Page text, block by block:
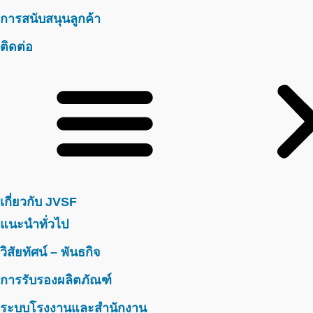
การสนับสนุนลูกค้า
ติดต่อ
เกี่ยวกับ JVSF
แนะนำทั่วไป
วิสัยทัศน์ – พันธกิจ
การรับรองผลิตภัณฑ์
ระบบโรงงานและสำนักงาน